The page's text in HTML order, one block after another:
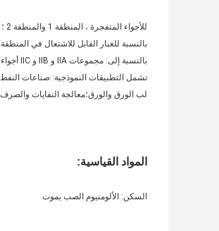
للأجواء المتفجرة ، المنطقة 1 والمنطقة 2 ؛
بالنسبة للغبار القابل للاشتعال في المنطقة 21 والمنطقة 22 ؛
بالنسبة إلى: مجموعات IIA و IIB و IIC أجواء متفجرة ؛
تشمل التطبيقات النموذجية: صناعات النفط
لب الورق والورق؛معالجة النفايات
المواد القياسية:
السكن: الألومنيوم الصب يموت